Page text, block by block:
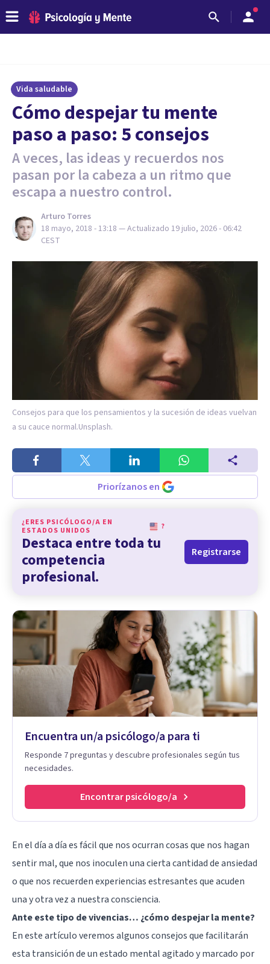
Vida saludable
Cómo despejar tu mente
paso a paso: 5 consejos
A veces, las ideas y recuerdos nos
pasan por la cabeza a un ritmo que
escapa a nuestro control.
Arturo Torres
18 mayo, 2018 - 13:18 — Actualizado 19 julio, 2026 - 06:42
CEST
Consejos para que los pensamientos y la sucesión de ideas vuelvan
a su cauce normal.Unsplash.
Priorízanos en
¿ERES PSICÓLOGO/A EN
ESTADOS UNIDOS
?
Destaca entre toda tu
competencia
profesional.
Registrarse
Encuentra un/a psicólogo/a para ti
Responde 7 preguntas y descubre profesionales según tus
necesidades.
Encontrar psicólogo/a
En el día a día es fácil que nos ocurran cosas que nos hagan
sentir mal, que nos inoculen una cierta cantidad de ansiedad
o que nos recuerden experiencias estresantes que acuden
una y otra vez a nuestra consciencia.
Ante este tipo de vivencias… ¿cómo despejar la mente?
En este artículo veremos algunos consejos que facilitarán
esta transición de un estado mental agitado y marcado por